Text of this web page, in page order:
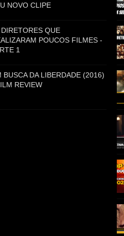
NOVO CLIPE
QUE
POUCOS FILMES -
1
BUSCA DA LIBERDADE (2016)
REVIEW